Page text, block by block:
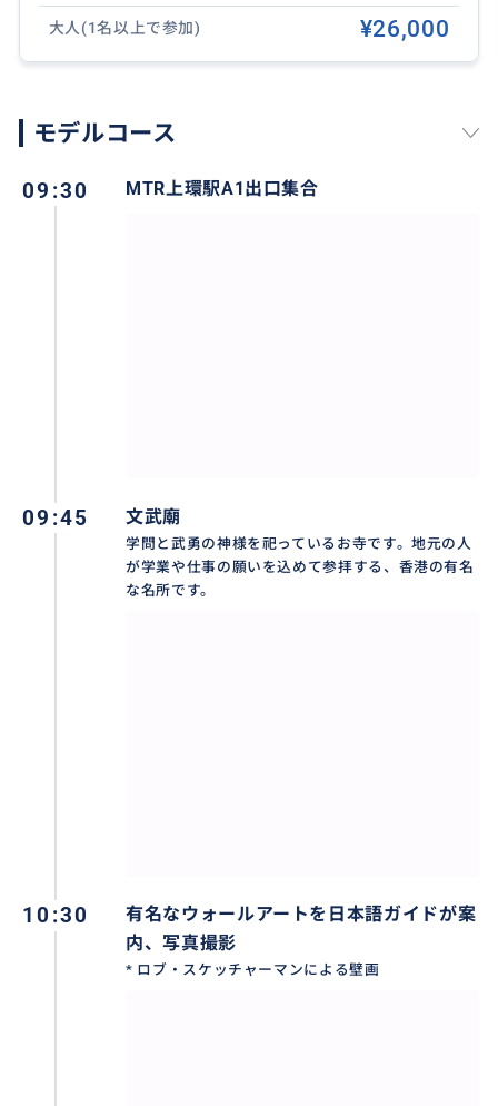
ルート
大人(1名以上で参加) ¥26,000
モデルコース
09:30 MTR上環駅A1出口集合
09:45 文武廟
学問と武勇の神様を祀っているお寺です。地元の人
が学業や仕事の願いを込めて参拝する、香港の有名
な名所です。
10:30
有名なウォールアートを日本語ガイドが案
内、写真撮影
* ロブ・スケッチャーマンによる壁画